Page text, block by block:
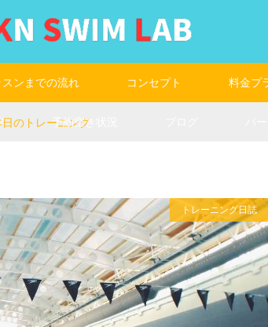
ンまでの流れ コンセプト 料金プ
予約空き状況
日のトレーニング
トレーニング日誌